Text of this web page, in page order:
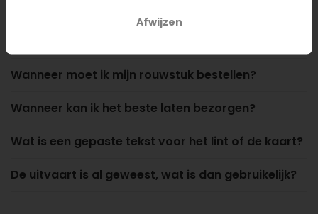
Wanneer moet ik mijn rouwstuk bestellen?
Wanneer kan ik het beste laten bezorgen?
Wat is een gepaste tekst voor het lint of de kaart?
De uitvaart is al geweest, wat is dan gebruikelijk?
Afwijzen